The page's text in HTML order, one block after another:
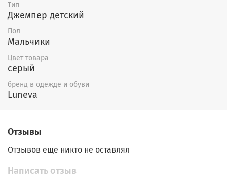
Тип
Джемпер детский
Пол
Мальчики
Цвет товара
серый
бренд в одежде и обуви
Luneva
Отзывы
Отзывов еще никто не оставлял
Написать отзыв